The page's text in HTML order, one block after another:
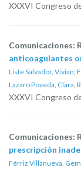
XXXVI Congreso
Comunicaciones:
anticoagulantes
Liste Salvador, Vivian;
Lazaro Poveda, Clara;
XXXVI Congreso
Comunicaciones:
prescripción
Férriz Villanueva,